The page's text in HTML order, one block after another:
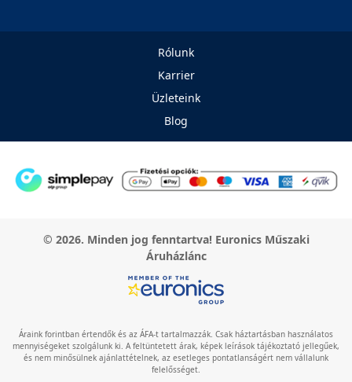
Rólunk
Karrier
Üzleteink
Blog
© 2026. Minden jog fenntartva! Euronics Műszaki
Áruházlánc
Áraink forintban értendők és az ÁFA-t tartalmazzák. Csak háztartásban használatos
mennyiségeket szolgálunk ki. A feltüntetett árak, képek leírások tájékoztató jellegűek,
és nem minősülnek ajánlattételnek, az esetleges pontatlanságért nem vállalunk
felelősséget.